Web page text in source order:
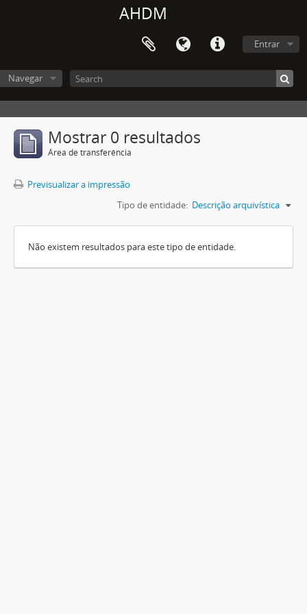
AHDM
Entrar
Navegar
Mostrar 0 resultados
Área de transferência
Previsualizar a impressão
Tipo de entidade: Descrição arquivística
Não existem resultados para este tipo de entidade.